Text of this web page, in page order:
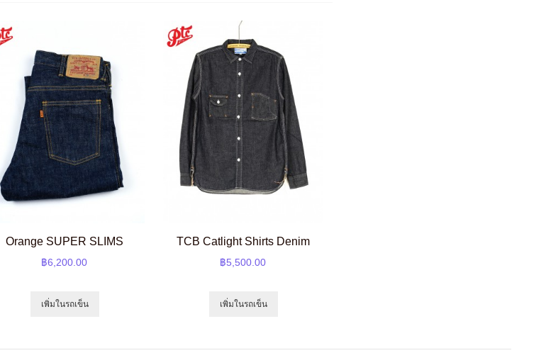
Orange SUPER SLIMS
฿6,200.00
เพิ่มในรถเข็น
TCB Catlight Shirts Denim
฿5,500.00
เพิ่มในรถเข็น